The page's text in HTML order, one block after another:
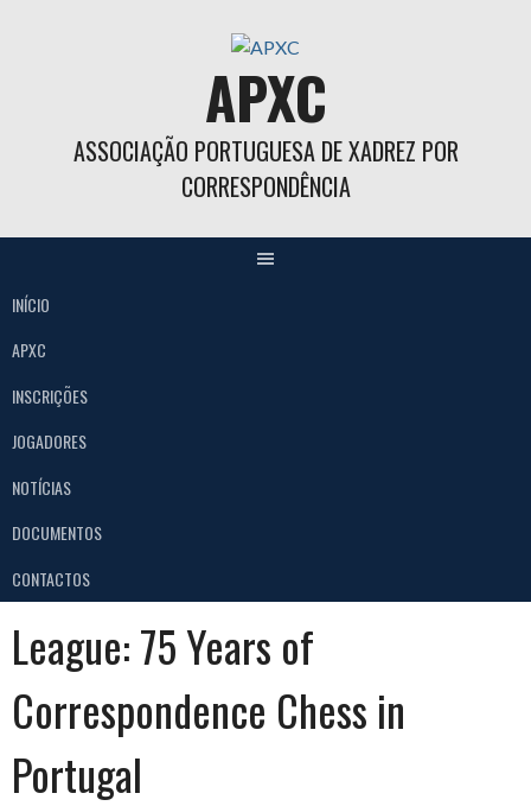
APXC
ASSOCIAÇÃO PORTUGUESA DE XADREZ POR
CORRESPONDÊNCIA
INÍCIO
APXC
INSCRIÇÕES
JOGADORES
NOTÍCIAS
DOCUMENTOS
CONTACTOS
League:75 Years of
Correspondence Chess in
Portugal